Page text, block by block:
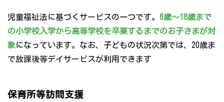
児童福祉法に基づくサービスの一つです。 6歳～18歳まで
の小学校入学から高等学校を卒業するまでのお子さまが対
象になっています。なお、子どもの状況次第では、20歳ま
で放課後等デイサービスが利用できます
保育所等訪問支援